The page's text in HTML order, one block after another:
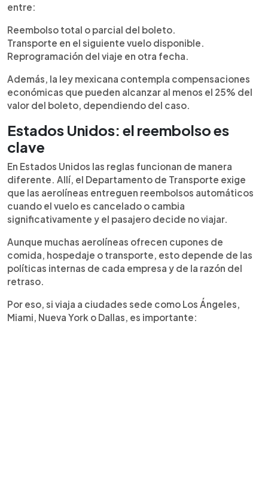
entre:
Reembolso total o parcial del boleto.
Transporte en el siguiente vuelo disponible.
Reprogramación del viaje en otra fecha.
Además, la ley mexicana contempla compensaciones
económicas que pueden alcanzar al menos el 25% del
valor del boleto, dependiendo del caso.
Estados Unidos: el reembolso es
clave
En Estados Unidos las reglas funcionan de manera
diferente. Allí, el Departamento de Transporte exige
que las aerolíneas entreguen reembolsos automáticos
cuando el vuelo es cancelado o cambia
significativamente y el pasajero decide no viajar.
Aunque muchas aerolíneas ofrecen cupones de
comida, hospedaje o transporte, esto depende de las
políticas internas de cada empresa y de la razón del
retraso.
Por eso, si viaja a ciudades sede como Los Ángeles,
Miami, Nueva York o Dallas, es importante: